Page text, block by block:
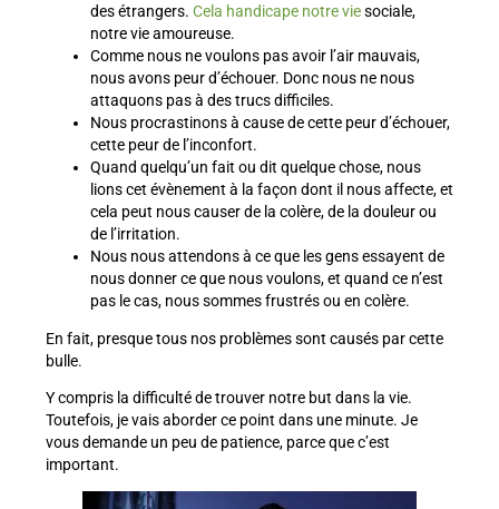
des étrangers. Cela handicape notre viesociale,
notre vie amoureuse.
Comme nous ne voulons pas avoir l’air mauvais,
nous avons peur d’échouer. Donc nous ne nous
attaquons pas à des trucs difficiles.
Nous procrastinons à cause de cette peur d’échouer,
cette peur de l’inconfort.
Quand quelqu’un fait ou dit quelque chose, nous
lions cet évènement à la façon dont il nous affecte, et
cela peut nous causer de la colère, de la douleur ou
de l’irritation.
Nous nous attendons à ce que les gens essayent de
nous donner ce que nous voulons, et quand ce n’est
pas le cas, nous sommes frustrés ou en colère.
En fait, presque tous nos problèmes sont causés par cette
bulle.
Y compris la difficulté de trouver notre but dans la vie.
Toutefois, je vais aborder ce point dans une minute. Je
vous demande un peu de patience, parce que c’est
important.